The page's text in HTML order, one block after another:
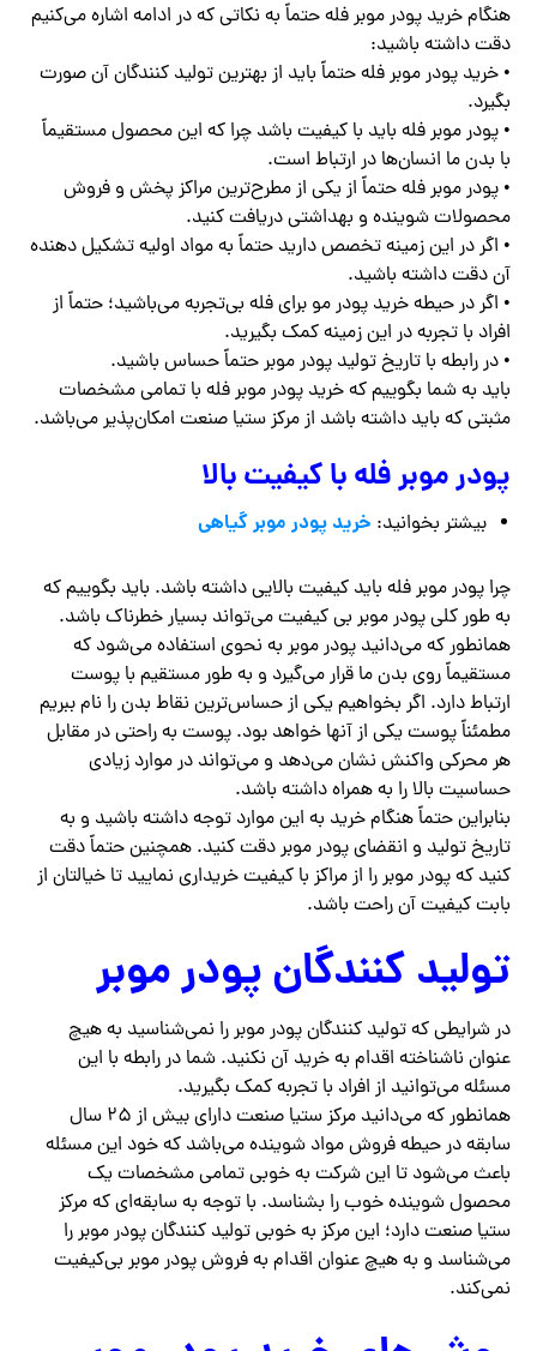
هنگام خرید پودر موبر فله حتماً به نکاتی که در ادامه اشاره می‌کنیم
دقت داشته باشید:
• خرید پودر موبر فله حتماً باید از بهترین تولید کنندگان آن صورت
بگیرد.
• پودر موبر فله باید با کیفیت باشد چرا که این محصول مستقیماً
با بدن ما انسان‌ها در ارتباط است.
• پودر موبر فله حتماً از یکی از مطرح‌ترین مراکز پخش و فروش
محصولات شوینده و بهداشتی دریافت کنید.
• اگر در این زمینه تخصص دارید حتماً به مواد اولیه تشکیل دهنده
آن دقت داشته باشید.
• اگر در حیطه خرید پودر مو برای فله بی‌تجربه می‌باشید؛ حتماً از
افراد با تجربه در این زمینه کمک بگیرید.
• در رابطه با تاریخ تولید پودر موبر حتماً حساس باشید.
باید به شما بگوییم که خرید پودر موبر فله با تمامی مشخصات
مثبتی که باید داشته باشد از مرکز ستیا صنعت امکان‌پذیر می‌باشد.
پودر موبر فله با کیفیت بالا
بیشتر بخوانید: خرید پودر موبر گیاهی
چرا پودر موبر فله باید کیفیت بالایی داشته باشد. باید بگوییم که
به طور کلی پودر موبر بی کیفیت می‌تواند بسیار خطرناک باشد.
همانطور که می‌دانید پودر موبر به نحوی استفاده می‌شود که
مستقیماً روی بدن ما قرار می‌گیرد و به طور مستقیم با پوست
ارتباط دارد. اگر بخواهیم یکی از حساس‌ترین نقاط بدن را نام ببریم
مطمئناً پوست یکی از آنها خواهد بود. پوست به راحتی در مقابل
هر محرکی واکنش نشان می‌دهد و می‌تواند در موارد زیادی
حساسیت بالا را به همراه داشته باشد.
بنابراین حتماً هنگام خرید به این موارد توجه داشته باشید و به
تاریخ تولید و انقضای پودر موبر دقت کنید. همچنین حتماً دقت
کنید که پودر موبر را از مراکز با کیفیت خریداری نمایید تا خیالتان از
بابت کیفیت آن راحت باشد.
تولید کنندگان پودر موبر
در شرایطی که تولید کنندگان پودر موبر را نمی‌شناسید به هیچ
عنوان ناشناخته اقدام به خرید آن نکنید. شما در رابطه با این
مسئله می‌توانید از افراد با تجربه کمک بگیرید.
همانطور که می‌دانید مرکز ستیا صنعت دارای بیش از ۲۵ سال
سابقه در حیطه فروش مواد شوینده می‌باشد که خود این مسئله
باعث می‌شود تا این شرکت به خوبی تمامی مشخصات یک
محصول شوینده خوب را بشناسد. با توجه به سابقه‌ای که مرکز
ستیا صنعت دارد؛ این مرکز به خوبی تولید کنندگان پودر موبر را
می‌شناسد و به هیچ عنوان اقدام به فروش پودر موبر بی‌کیفیت
نمی‌کند.